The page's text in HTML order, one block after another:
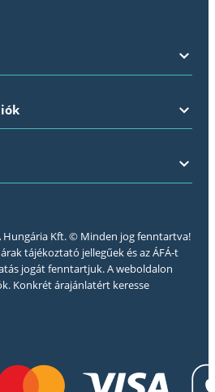
Hungária Kft. © Minden jog fenntartva!
tájékoztató jellegűek és az ÁFÁ-t
jogát fenntartjuk. A weboldalon
Konkrét árajánlatért keresse